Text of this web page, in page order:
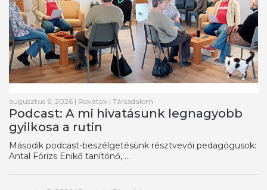
augusztus 6, 2026 | Rovatok | Társadalom
Podcast: A mi hivatásunk legnagyobb
gyilkosa a rutin
Második podcast-beszélgetésünk résztvevői pedagógusok:
Antal Fórizs Enikő tanítónő, ...